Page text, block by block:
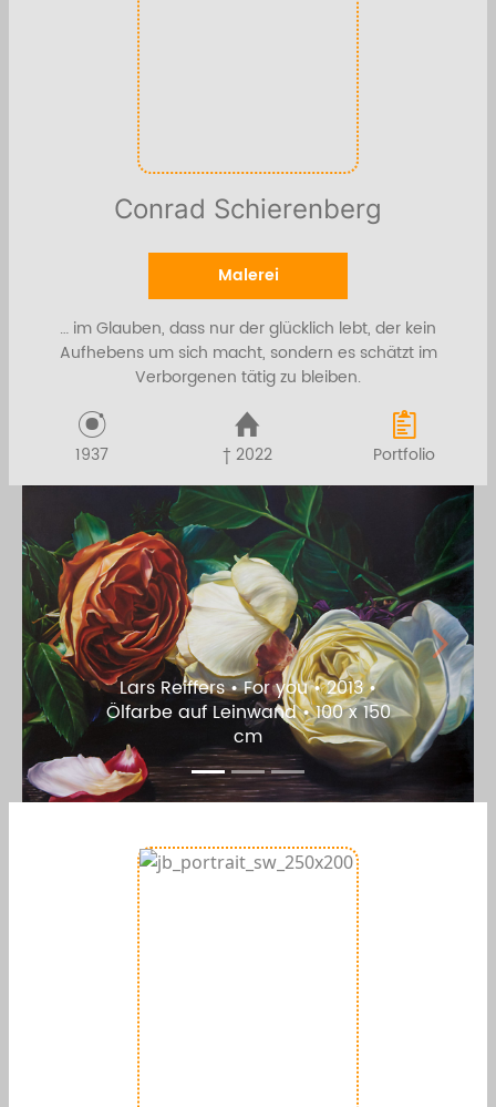
Conrad Schierenberg
Malerei
… im Glauben, dass nur der glücklich lebt, der kein
Aufhebens um sich macht, sondern es schätzt im
Verborgenen tätig zu bleiben.
1937 † 2022 Portfolio
Lars Reiffers • For you • 2013 •
Ölfarbe auf Leinwand • 100 x 150
cm
Previous Next